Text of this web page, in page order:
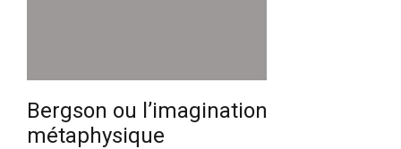
Bergson ou l’imagination
métaphysique